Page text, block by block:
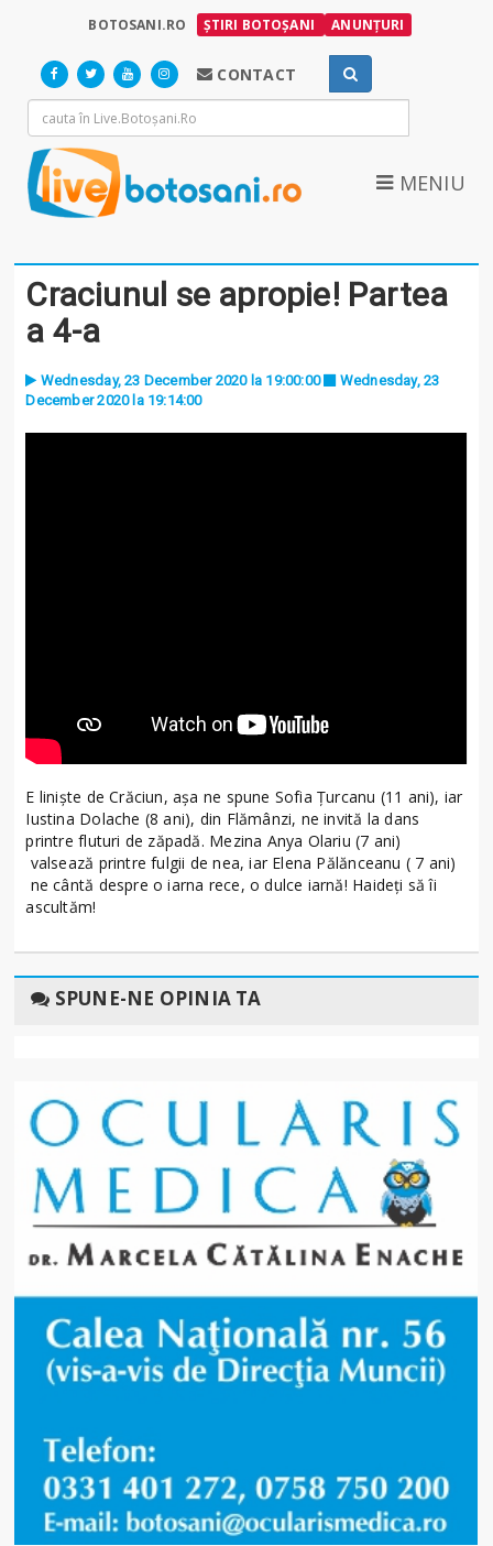
BOTOSANI.RO ȘTIRI BOTOȘANI ANUNȚURI
CONTACT
MENIU
Craciunul se apropie! Partea
a 4-a
Wednesday, 23 December 2020 la 19:00:00
Wednesday, 23
December 2020 la 19:14:00
E liniște de Crăciun, așa ne spune Sofia Țurcanu (11 ani), iar
Iustina Dolache (8 ani), din Flămânzi, ne invită la dans
printre fluturi de zăpadă. Mezina Anya Olariu (7 ani)
valsează printre fulgii de nea, iar Elena Pălănceanu ( 7 ani)
ne cântă despre o iarna rece, o dulce iarnă! Haideți să îi
ascultăm!
SPUNE-NE OPINIA TA